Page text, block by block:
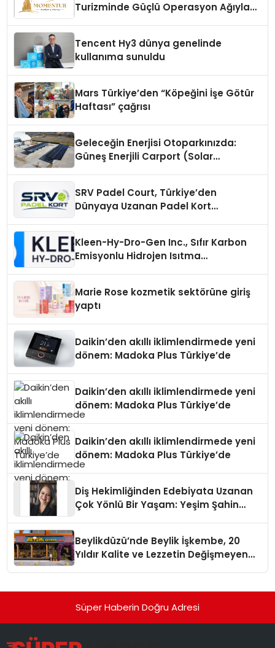
Turizminde Güçlü Operasyon Ağıyla
Tencent Hy3 dünya genelinde
kullanıma sunuldu
Mars Türkiye’den “Köpeğini İşe Götür
Haftası” çağrısı
Geleceğin Enerjisi Otoparkınızda:
Güneş Enerjili Carport (Solar
SRV Padel Court, Türkiye’den
Dünyaya Uzanan Padel Kort
Kleen-Hy-Dro-Gen Inc., Sıfır Karbon
Emisyonlu Hidrojen Isıtma
Marie Rose kozmetik sektörüne giriş
yaptı
Daikin’den akıllı iklimlendirmede yeni
dönem: Madoka Plus Türkiye’de
Daikin’den akıllı iklimlendirmede yeni
dönem: Madoka Plus Türkiye’de
Daikin’den akıllı iklimlendirmede yeni
dönem: Madoka Plus Türkiye’de
Diş Hekimliğinden Edebiyata Uzanan
Çok Yönlü Bir Yaşam: Yeşim Şahin
Beylikdüzü’nde Beylik İşkembe, 20
Yıldır Kalite ve Lezzetin Değişmeyen
Süper Haberin Doğru Adresi